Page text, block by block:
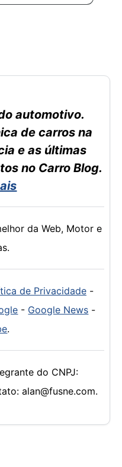
automotivo.
de carros na
e as últimas
no Carro Blog.
da Web, Motor e
de Privacidade-
- Google News -
.
do CNPJ:
alan@fusne.com.